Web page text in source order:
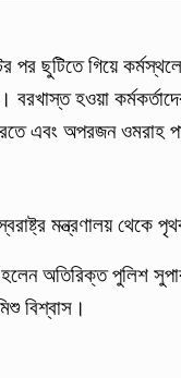
ছুটিতে গিয়ে
বরখাস্ত হওয়া
এবং অপরজন ওমরাহ
মন্ত্রণালয় থেকে
হলেন অতিরিক্ত পুলিশ
বিশ্বাস।